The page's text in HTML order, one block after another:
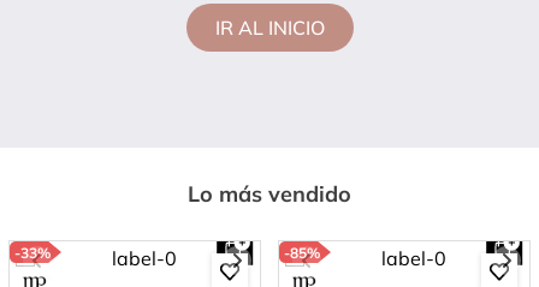
IR AL INICIO
Lo más vendido
-33% -85%